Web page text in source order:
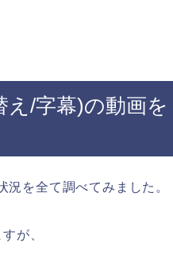
/字幕)の動画を
を全て調べてみました。
が、